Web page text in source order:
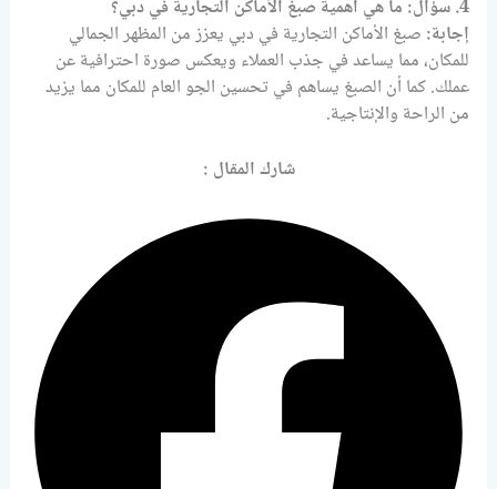
4. سؤال: ما هي أهمية صبغ الأماكن التجارية في دبي؟
إجابة: صبغ الأماكن التجارية في دبي يعزز من المظهر الجمالي
للمكان، مما يساعد في جذب العملاء ويعكس صورة احترافية عن
عملك. كما أن الصبغ يساهم في تحسين الجو العام للمكان مما يزيد
من الراحة والإنتاجية.
شارك المقال :